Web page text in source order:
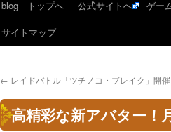
blog トップへ 公式サイトへ ゲー
サイトマップ
← レイドバトル「ツチノコ・ブレイク」開
高精彩な新アバター！